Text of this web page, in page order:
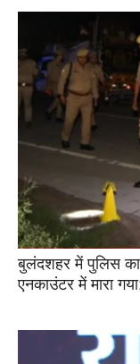
बुलंदशहर में पुलिस का
एनकाउंटर में मारा